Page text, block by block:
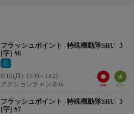
フラッシュポイント -特殊機動隊SRU- 3
[字] #6
見
8/10(月) 13:30～14:25
アクションチャンネル
フラッシュポイント -特殊機動隊SRU- 3
[字] #7